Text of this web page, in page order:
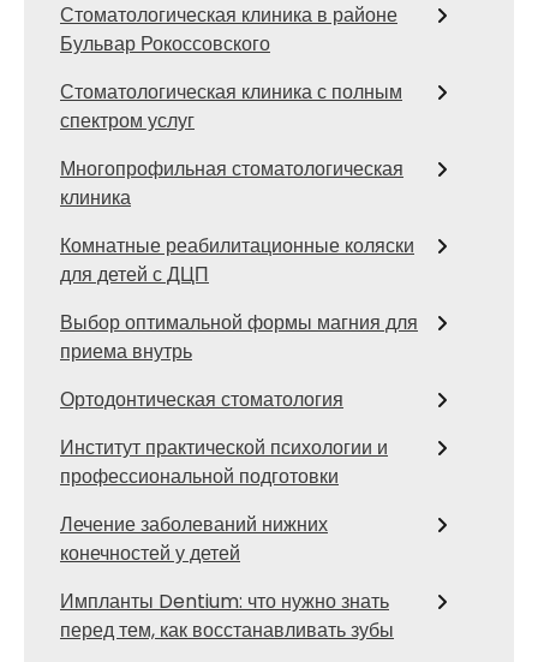
Стоматологическая клиника в районе
Бульвар Рокоссовского
Стоматологическая клиника с полным
спектром услуг
Многопрофильная стоматологическая
клиника
Комнатные реабилитационные коляски
для детей с ДЦП
Выбор оптимальной формы магния для
приема внутрь
Ортодонтическая стоматология
Институт практической психологии и
профессиональной подготовки
Лечение заболеваний нижних
конечностей у детей
Импланты Dentium: что нужно знать
перед тем, как восстанавливать зубы